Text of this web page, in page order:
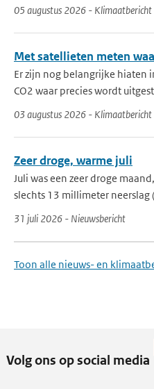
05 augustus 2026 - Klimaatbericht
Met satellieten meten
Er zijn nog belangrijke hiaten
CO2 waar precies wordt
03 augustus 2026 - Klimaatbericht
Zeer droge, warme juli
Juli was een zeer droge
slechts 13 millimeter neerslag
31 juli 2026 - Nieuwsbericht
Toon alle nieuws- en
Volg ons op social media